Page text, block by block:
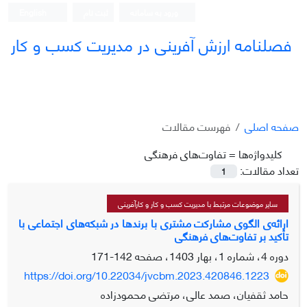
فصلنامه ارزش آفرینی در مدیریت کسب و کار
صفحه اصلی
فهرست مقالات
کلیدواژه‌ها =تفاوت‌های فرهنگی
تعداد مقالات:
1
سایر موضوعات مرتبط با مدیریت کسب و کار و کارآفرینی
ارائه‌ی الگوی مشارکت مشتری با برندها در شبکه‌های اجتماعی با
تأکید بر تفاوت‌های فرهنگی
دوره 4، شماره 1، بهار 1403، صفحه
142-171
https://doi.org/10.22034/jvcbm.2023.420846.1223
حامد ثقفیان، صمد عالی، مرتضی محمودزاده